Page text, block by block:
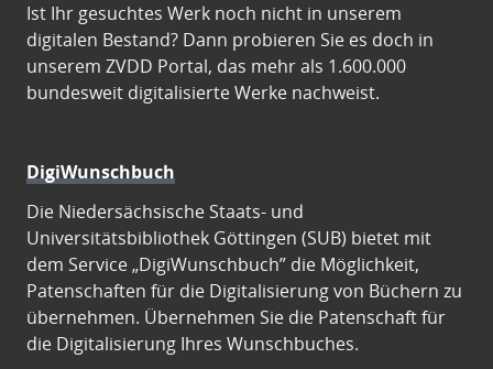
Ist Ihr gesuchtes Werk noch nicht in unserem
digitalen Bestand? Dann probieren Sie es doch in
unserem ZVDD Portal, das mehr als 1.600.000
bundesweit digitalisierte Werke nachweist.
DigiWunschbuch
Die Niedersächsische Staats- und
Universitätsbibliothek Göttingen (SUB) bietet mit
dem Service „DigiWunschbuch” die Möglichkeit,
Patenschaften für die Digitalisierung von Büchern zu
übernehmen. Übernehmen Sie die Patenschaft für
die Digitalisierung Ihres Wunschbuches.